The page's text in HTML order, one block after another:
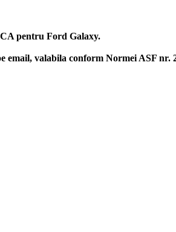
pentru Ford Galaxy.
email, valabila conform Normei ASF nr.